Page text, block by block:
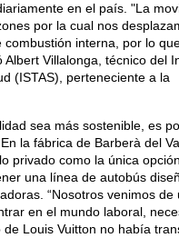
en el país. "La
por la cual nos
interna, por lo
Villalonga, técnico del
(ISTAS), perteneciente a la
sea más sostenible, es
la fábrica de Barberà del
privado como la única
una línea de autobús
“Nosotros venimos de
en el mundo laboral,
Louis Vuitton no había